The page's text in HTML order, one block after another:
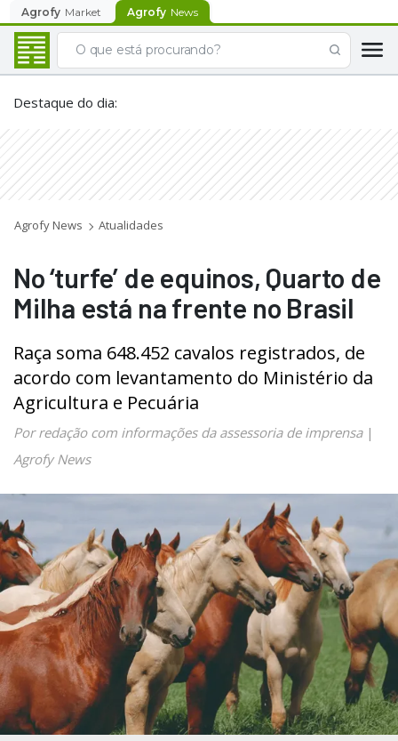
Agrofy Market Agrofy News
Destaque do dia:
Agrofy News Atualidades
No ‘turfe’ de equinos, Quarto de
Milha está na frente no Brasil
Raça soma 648.452 cavalos registrados, de
acordo com levantamento do Ministério da
Agricultura e Pecuária
Por redação com informações da assessoria de imprensa|
Agrofy News